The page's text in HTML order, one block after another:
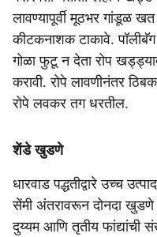
लावण्यापूर्वी मूठभर गांडूळ
कीटकनाशक टाकावे.
गोळा फुटू न देता रोप
करावी. रोपे लावणीनंतर
रोपे लवकर तग धरतील.
शेंडे खुडणे
धारवाड पद्धतीद्वारे उच्च
सेंमी अंतरावरून दोनदा
दुय्यम आणि तृतीय फांद्यांची